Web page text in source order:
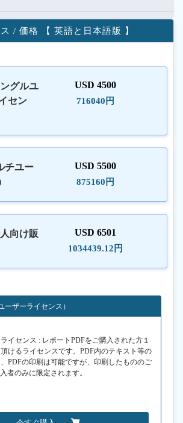
/ 価格 【 英語と日本語版 】
グルユ
セン
USD 4500
716040円
チユー
USD 5500
875160円
向け販
USD 6501
1034439.12円
ーザーライセンス）
イセンス : レポートPDFをご購入された方１
けるライセンスです。PDF内のテキスト等の
PDFの印刷は可能ですが、印刷したもののご
者のみに限定されます。